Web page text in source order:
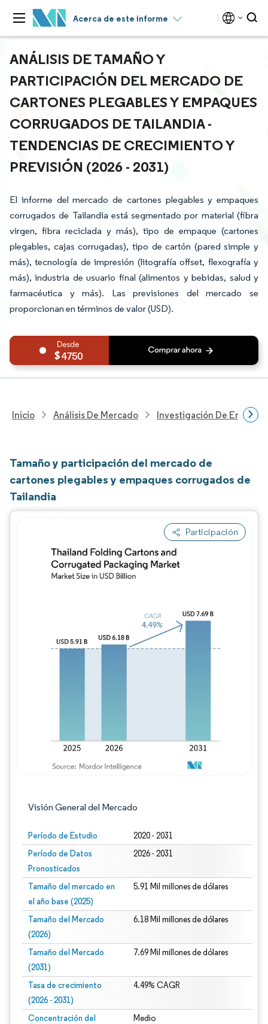
Acerca de este informe
ANÁLISIS DE TAMAÑO Y
PARTICIPACIÓN DEL MERCADO DE
CARTONES PLEGABLES Y EMPAQUES
CORRUGADOS DE TAILANDIA -
TENDENCIAS DE CRECIMIENTO Y
PREVISIÓN (2026 - 2031)
El informe del mercado de cartones plegables y empaques
corrugados de Tailandia está segmentado por material (fibra
virgen, fibra reciclada y más), tipo de empaque (cartones
plegables, cajas corrugadas), tipo de cartón (pared simple y
más), tecnología de impresión (litografía offset, flexografía y
más), industria de usuario final (alimentos y bebidas, salud y
farmacéutica y más). Las previsiones del mercado se
proporcionan en términos de valor (USD).
4750
Inicio Análisis De Mercado Investigación De Envases
Tamaño y participación del mercado de
cartones plegables y empaques corrugados de
Tailandia
Participación
Visión General del Mercado
Período de Estudio 2020 - 2031
Período de Datos
Pronosticados
2026 - 2031
Tamaño del mercado en
el año base (2025)
5.91 Mil millones de dólares
Tamaño del Mercado
(2026)
6.18 Mil millones de dólares
Tamaño del Mercado
(2031)
7.69 Mil millones de dólares
Tasa de crecimiento
(2026 - 2031)
4.49% CAGR
Concentración del
Medio